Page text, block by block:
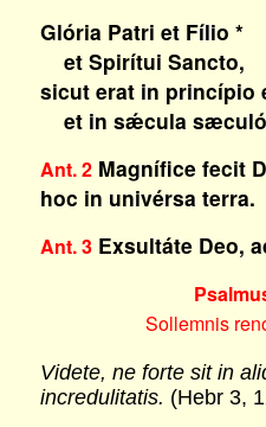
Glória Patri et Fílio *
et Spirítui Sancto,
sicut erat in princípio
et in sǽcula
Ant. 2Magnífice fecit
hoc in univérsa terra.
Ant. 3Exsultáte Deo,
Sollemnis
Videte, ne forte sit in
incredulitatis. (Hebr 3,